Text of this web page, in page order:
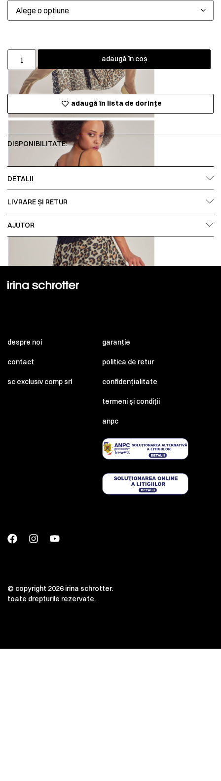
adaugă în coș
adaugă în lista de dorințe
DISPONIBILITATE:
DETALII
LIVRARE ȘI RETUR
AJUTOR
despre noi
contact
sc exclusiv comp srl
garanție
politica de retur
confidențialitate
termeni și condiții
anpc
© copyright 2026 irina schrotter.
toate drepturile rezervate.